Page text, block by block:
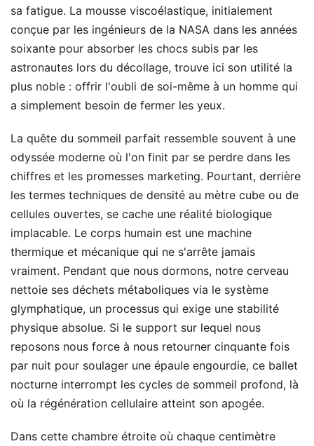
sa fatigue. La mousse viscoélastique, initialement
conçue par les ingénieurs de la NASA dans les années
soixante pour absorber les chocs subis par les
astronautes lors du décollage, trouve ici son utilité la
plus noble : offrir l'oubli de soi-même à un homme qui
a simplement besoin de fermer les yeux.
La quête du sommeil parfait ressemble souvent à une
odyssée moderne où l'on finit par se perdre dans les
chiffres et les promesses marketing. Pourtant, derrière
les termes techniques de densité au mètre cube ou de
cellules ouvertes, se cache une réalité biologique
implacable. Le corps humain est une machine
thermique et mécanique qui ne s'arrête jamais
vraiment. Pendant que nous dormons, notre cerveau
nettoie ses déchets métaboliques via le système
glymphatique, un processus qui exige une stabilité
physique absolue. Si le support sur lequel nous
reposons nous force à nous retourner cinquante fois
par nuit pour soulager une épaule engourdie, ce ballet
nocturne interrompt les cycles de sommeil profond, là
où la régénération cellulaire atteint son apogée.
Dans cette chambre étroite où chaque centimètre